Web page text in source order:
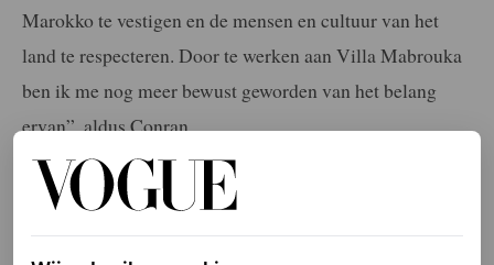
Marokko te vestigen en de mensen en cultuur van het
land te respecteren. Door te werken aan Villa Mabrouka
ben ik me nog meer bewust geworden van het belang
ervan”, aldus Conran.
Twaalf suites met uitzicht
op het zwembad